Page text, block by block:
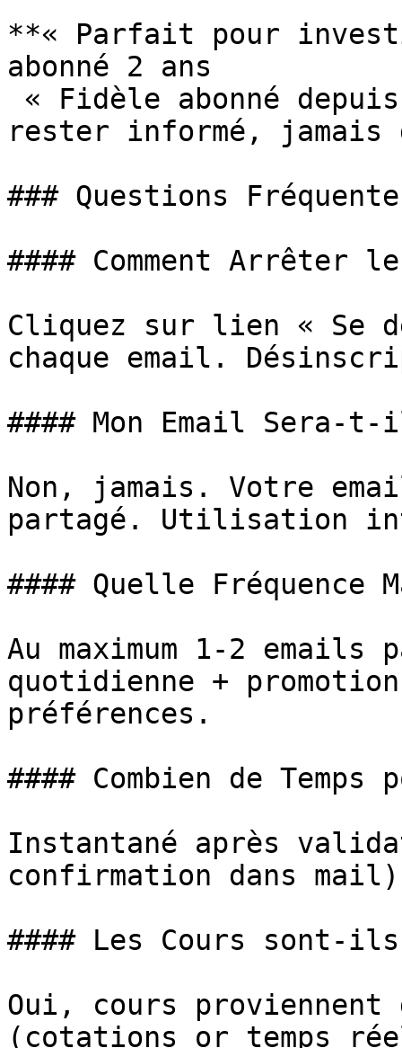
**« Parfait pour
abonné 2 ans
rester informé, jamais
### Questions
#### Comment Arrêter
Cliquez sur lien « Se
chaque email.
#### Mon Email Sera-t-
Non, jamais. Votre
partagé. Utilisation
#### Quelle Fréquence
Au maximum 1-2
quotidienne +
préférences.
#### Combien de
Instantané après
confirmation dans
#### Les Cours sont-
Oui, cours
(cotations or temps